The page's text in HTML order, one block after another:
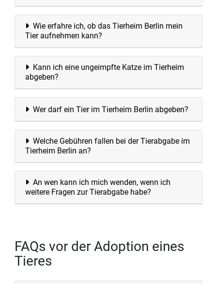
Wie erfahre ich, ob das Tierheim Berlin mein
Tier aufnehmen kann?
Kann ich eine ungeimpfte Katze im Tierheim
abgeben?
Wer darf ein Tier im Tierheim Berlin abgeben?
Welche Gebühren fallen bei der Tierabgabe im
Tierheim Berlin an?
An wen kann ich mich wenden, wenn ich
weitere Fragen zur Tierabgabe habe?
FAQs vor der Adoption eines
Tieres